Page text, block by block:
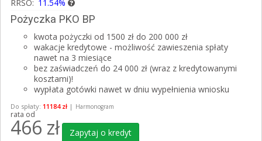
RRSO: 11.54%
Pożyczka PKO BP
kwota pożyczki od 1500 zł do 200 000 zł
wakacje kredytowe - możliwość zawieszenia spłaty
nawet na 3 miesiące
bez zaświadczeń do 24 000 zł (wraz z kredytowanymi
kosztami)!
wypłata gotówki nawet w dniu wypełnienia wniosku
Do spłaty: 11184 zł | Harmonogram
rata od
466 zł Zapytaj o kredyt